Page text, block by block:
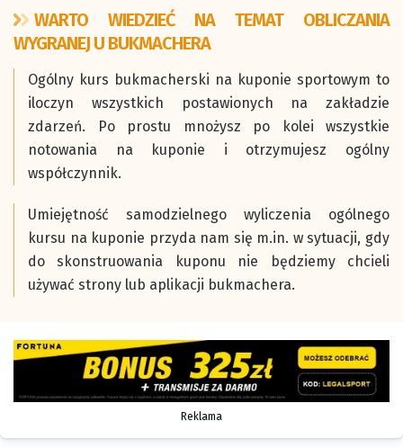
WARTO WIEDZIEĆ NA TEMAT OBLICZANIA
WYGRANEJ U BUKMACHERA
Ogólny kurs bukmacherski na kuponie sportowym to
iloczyn wszystkich postawionych na zakładzie
zdarzeń. Po prostu mnożysz po kolei wszystkie
notowania na kuponie i otrzymujesz ogólny
współczynnik.
Umiejętność samodzielnego wyliczenia ogólnego
kursu na kuponie przyda nam się m.in. w sytuacji, gdy
do skonstruowania kuponu nie będziemy chcieli
używać strony lub aplikacji bukmachera.
Reklama